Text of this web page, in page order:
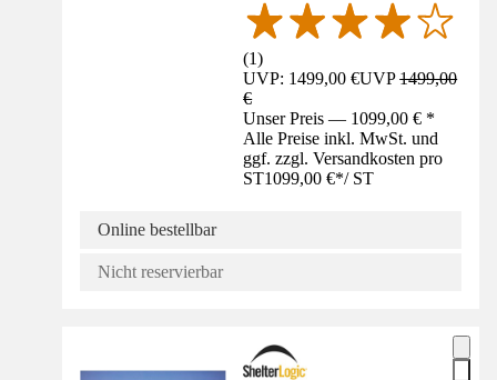
(1)
UVP: 1499,00 €UVP1499,00
€
Unser Preis — 1099,00 € *
Alle Preise inkl. MwSt. und
ggf. zzgl. Versandkosten pro
ST1099,00 €*/ ST
Online bestellbar
Nicht reservierbar